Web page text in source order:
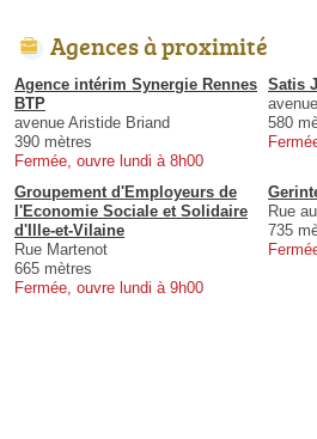
Agences à proximité
Agence intérim Synergie Rennes
BTP
avenue Aristide Briand
390 mètres
Fermée, ouvre lundi à 8h00
Satis
580
Groupement d'Employeurs de
l'Economie Sociale et Solidaire
d'Ille-et-Vilaine
Rue Martenot
665 mètres
Fermée, ouvre lundi à 9h00
Rue
735